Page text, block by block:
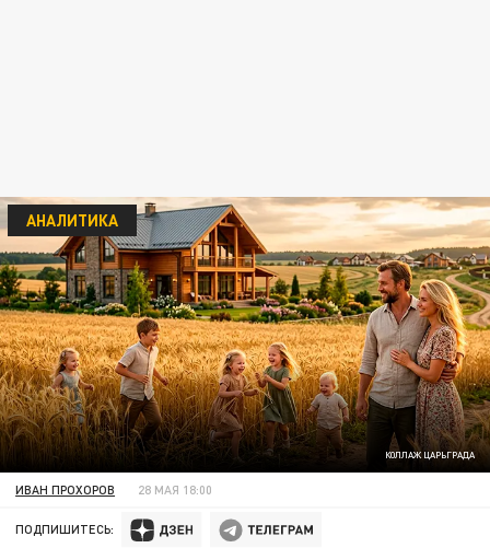
КОЛЛАЖ ЦАРЬГРАДА
АНАЛИТИКА
ИВАН ПРОХОРОВ 28 МАЯ 18:00
ПОДПИШИТЕСЬ: